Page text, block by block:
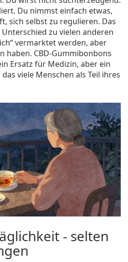
Du nimmst einfach etwas,
sich selbst zu regulieren. Das
zu vielen anderen
vermarktet werden, aber
haben. CBD-Gummibonbons
Ersatz für Medizin, aber ein
viele Menschen als Teil ihres
- selten